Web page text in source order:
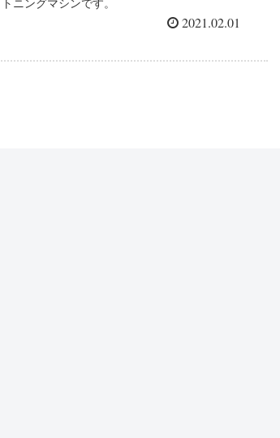
ニングマシンです。
2021.02.01